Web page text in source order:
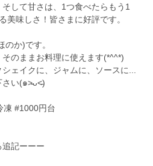
して甘さは、1つ食べたらもう1
美味しさ！皆さまに好評です。
のか)です。
のままお料理に使えます(*^^*)
ェイクに、ジャムに、ソースに...
さい(๑˃̵ᴗ˂̵)
凍 #1000円台
記ーーー